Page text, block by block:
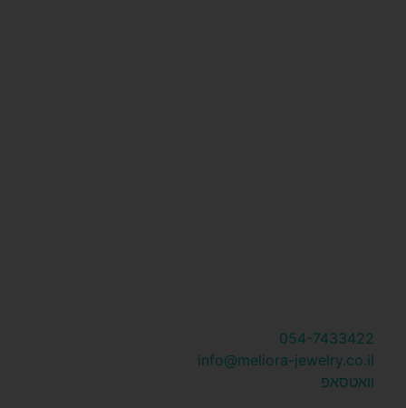
054-7433422
info@meliora-jewelry.co.il
וואטסאפ